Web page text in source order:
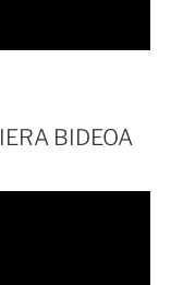
BIDEOA